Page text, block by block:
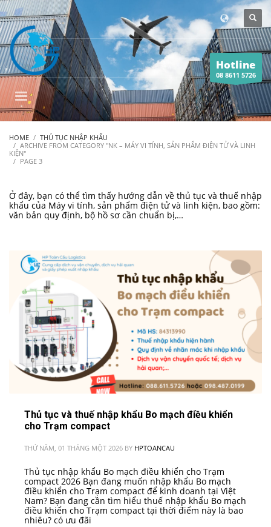
Hotline
08 8611 5726
HOME
THỦ TỤC NHẬP KHẨU
ARCHIVE FROM CATEGORY "NK – MÁY VI TÍNH, SẢN PHẨM ĐIỆN TỬ VÀ LINH
KIỆN"
PAGE 3
Ở đây, bạn có thể tìm thấy hướng dẫn về thủ tục và thuế nhập
khẩu của Máy vi tính, sản phẩm điện tử và linh kiện, bao gồm:
văn bản quy định, bộ hồ sơ cần chuẩn bị,…
Thủ tục và thuế nhập khẩu Bo mạch điều khiển
cho Trạm compact
THỨ NĂM, 01 THÁNG MỘT 2026 BY HPTOANCAU
Thủ tục nhập khẩu Bo mạch điều khiển cho Trạm
compact 2026 Bạn đang muốn nhập khẩu Bo mạch
điều khiển cho Trạm compact để kinh doanh tại Việt
Nam? Bạn đang cần tìm hiểu thuế nhập khẩu Bo mạch
điều khiển cho Trạm compact tại thời điểm này là bao
nhiêu? có ưu đãi